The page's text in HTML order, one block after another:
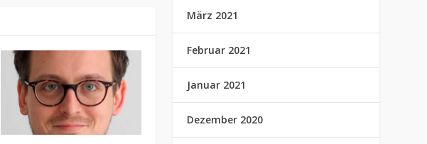
März 2021
Februar 2021
Januar 2021
Dezember 2020